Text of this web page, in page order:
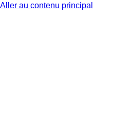
Aller au contenu principal